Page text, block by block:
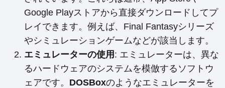
Google Playストアから直接ダウンロードしてプ
レイできます。例えば、Final Fantasyシリーズ
やシミュレーションゲームなどが該当します。
エミュレーターの使用 : エミュレーターは、異な
るハードウェアのシステムを模倣するソフトウ
ェアです。 DOSBoxのようなエミュレーターを